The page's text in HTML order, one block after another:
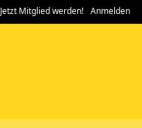
Jetzt Mitglied werden! Anmelden